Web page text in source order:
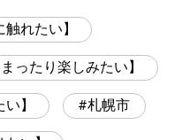
れたい】
まったり楽しみたい】
】 札幌市